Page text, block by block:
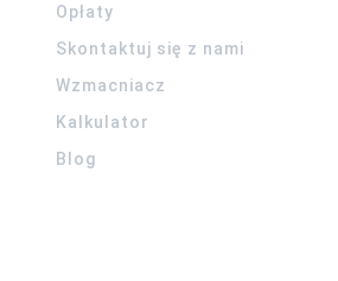
Opłaty
Skontaktuj się z nami
Wzmacniacz
Kalkulator
Blog